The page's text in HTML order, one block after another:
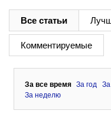
Все статьи
Комментируемые
За все время За год
За неделю